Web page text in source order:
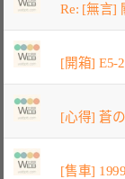
Re: [無言]
[開箱] E5-
[心得] 蒼
[售車]